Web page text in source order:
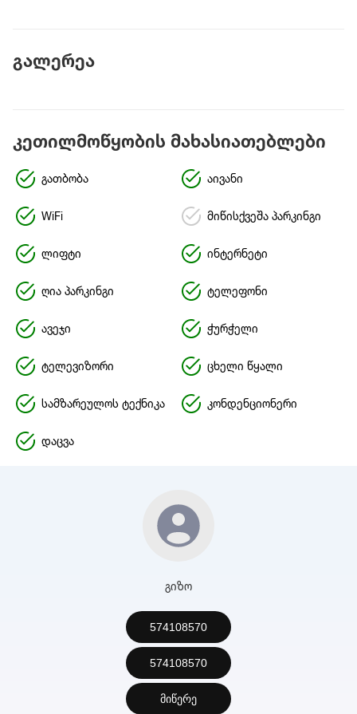
გალერეა
კეთილმოწყობის მახასიათებლები
გათბობა აივანი
WiFi მიწისქვეშა პარკინგი
ლიფტი ინტერნეტი
ღია პარკინგი ტელეფონი
ავეჯი ჭურჭელი
ტელევიზორი ცხელი წყალი
სამზარეულოს ტექნიკა კონდენციონერი
დაცვა
გიზო
574108570
574108570
მიწერე